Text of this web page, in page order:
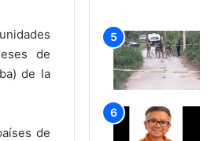
de
de la
de